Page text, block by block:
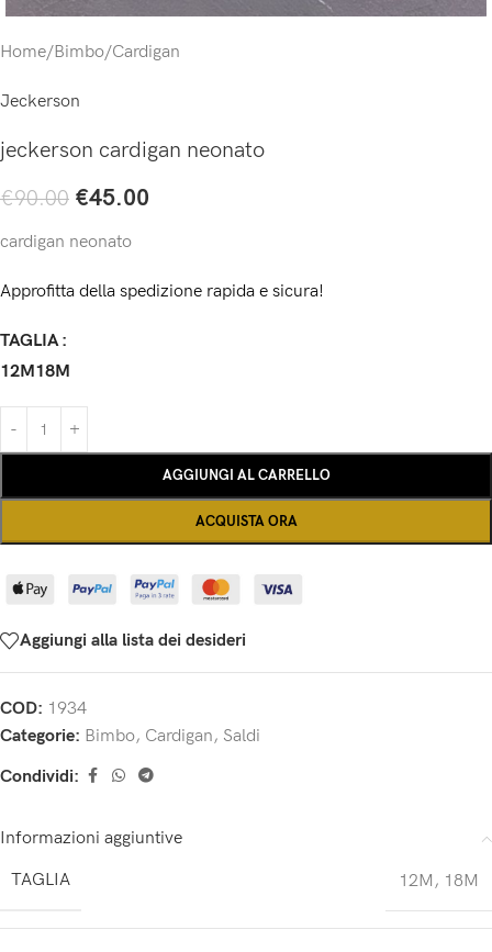
Home/Bimbo/Cardigan
Jeckerson
jeckerson cardigan neonato
€90.00 €45.00
cardigan neonato
Approfitta della spedizione rapida e sicura!
TAGLIA
12M18M
AGGIUNGI AL CARRELLO
ACQUISTA ORA
Aggiungi alla lista dei desideri
COD: 1934
Categorie: Bimbo, Cardigan, Saldi
Condividi:
Informazioni aggiuntive
TAGLIA
12M , 18M